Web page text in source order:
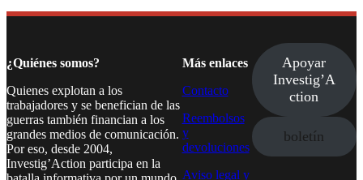
Compartir
¿Quiénes somos?
Quienes explotan a los
trabajadores y se benefician de las
guerras también financian a los
grandes medios de comunicación.
Por eso, desde 2004,
Investig’Action participa en la
Más enlaces
Contacto
Reembolsos
y
devoluciones
Aviso legal y
Apoyar
Investig’A
ction
boletín